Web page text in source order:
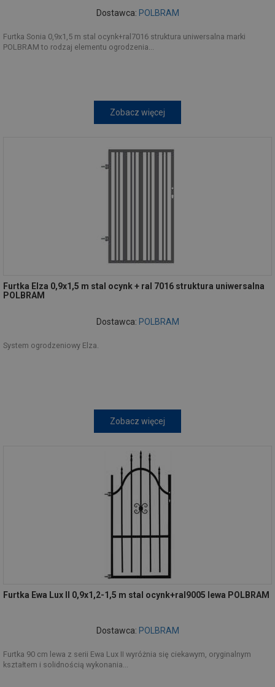
Dostawca: POLBRAM
Furtka Sonia 0,9x1,5 m stal ocynk+ral7016 struktura uniwersalna marki
POLBRAM to rodzaj elementu ogrodzenia...
Zobacz więcej
Furtka Elza 0,9x1,5 m stal ocynk + ral 7016 struktura uniwersalna
POLBRAM
Dostawca: POLBRAM
System ogrodzeniowy Elza.
Zobacz więcej
Furtka Ewa Lux II 0,9x1,2-1,5 m stal ocynk+ral9005 lewa POLBRAM
Dostawca: POLBRAM
Furtka 90 cm lewa z serii Ewa Lux II wyróżnia się ciekawym, oryginalnym
kształtem i solidnością wykonania...